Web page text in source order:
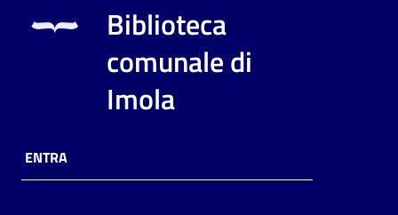
Biblioteca
comunale di
Imola
ENTRA